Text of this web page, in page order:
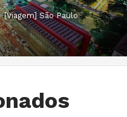
[Viagem] São Paulo